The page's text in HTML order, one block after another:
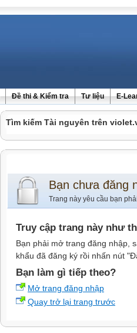
Đề thi & Kiểm tra Tư liệu E-
Tìm kiếm Tài nguyên trên
Bạn chưa đăng
Trang này yêu cầu bạn
Truy cập trang này như
Bạn phải mở trang đăng nhập,
khẩu đã đăng ký rồi nhấn nút
Bạn làm gì tiếp theo?
Mở trang đăng nhập
Quay trở lại trang trước